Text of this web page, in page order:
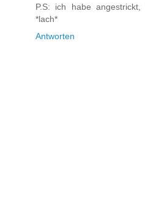
P.S: ich habe
*lach*
Antworten